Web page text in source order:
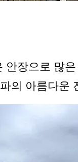
안장으로 많
의 아름다운